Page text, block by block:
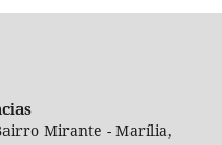
Mirante - Marília,